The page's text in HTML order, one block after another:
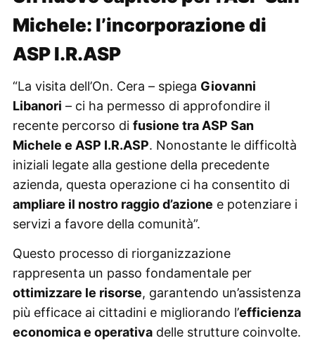
Michele: l’incorporazione di
ASP I.R.ASP
“La visita dell’On. Cera – spiega Giovanni
Libanori – ci ha permesso di approfondire il
recente percorso di fusione tra ASP San
Michele e ASP I.R.ASP. Nonostante le difficoltà
iniziali legate alla gestione della precedente
azienda, questa operazione ci ha consentito di
ampliare il nostro raggio d’azione e potenziare i
servizi a favore della comunità”.
Questo processo di riorganizzazione
rappresenta un passo fondamentale per
ottimizzare le risorse, garantendo un’assistenza
più efficace ai cittadini e migliorando l’efficienza
economica e operativadelle strutture coinvolte.